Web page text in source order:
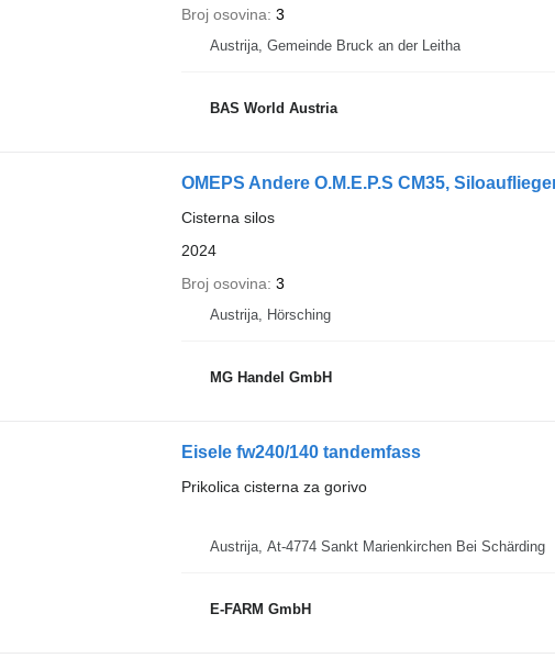
Broj osovina 3
Austrija, Gemeinde Bruck an der Leitha
BAS World Austria
OMEPS Andere O.M.E.P.S CM35,
Cisterna silos
2024
Broj osovina 3
Austrija, Hörsching
MG Handel GmbH
Eisele fw240/140 tandemfass
Prikolica cisterna za gorivo
Austrija, At-4774 Sankt Marienkirchen Bei Schärding
E-FARM GmbH